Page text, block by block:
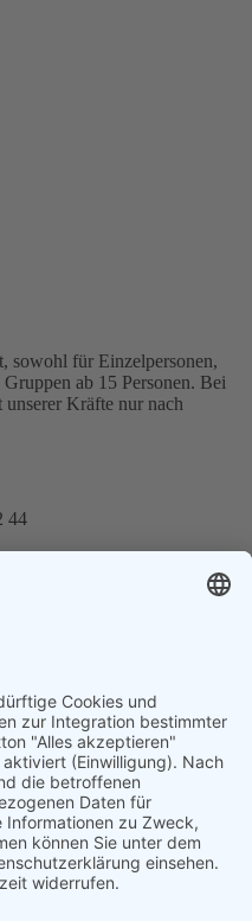
sowohl für Einzelpersonen,
ab 15 Personen. Bei
unserer Kräfte nur nach
44
werden